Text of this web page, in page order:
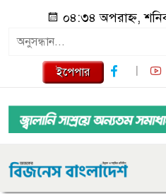
০৪:৩৪ অপরাহ্ন,
ইপেপার